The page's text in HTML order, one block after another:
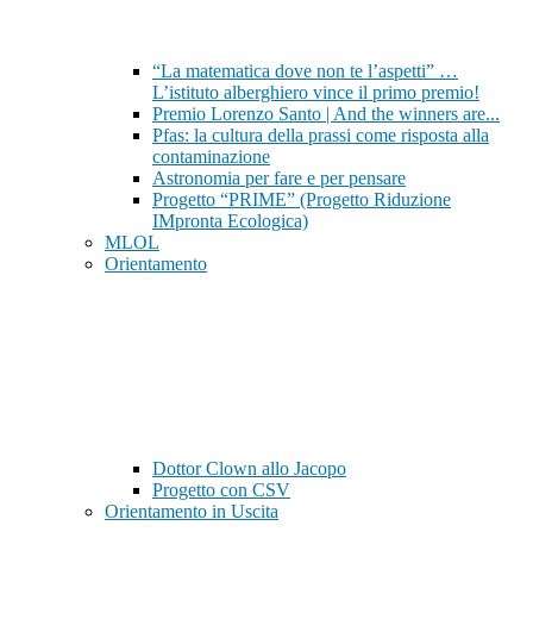
“La matematica dove non te l’aspetti” …
L’istituto alberghiero vince il primo premio!
Premio Lorenzo Santo | And the winners are...
Pfas: la cultura della prassi come risposta alla
contaminazione
Astronomia per fare e per pensare
Progetto “PRIME” (Progetto Riduzione
IMpronta Ecologica)
MLOL
Orientamento
Dottor Clown allo Jacopo
Progetto con CSV
Orientamento in Uscita